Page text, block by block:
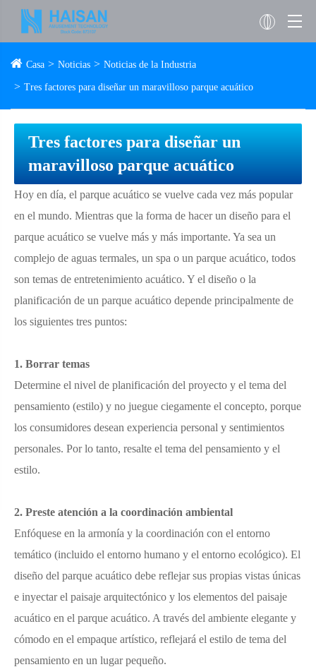
Casa Noticias Noticias de la Industria
Tres factores para diseñar un maravilloso parque acuático
Tres factores para diseñar un
maravilloso parque acuático
Hoy en día, el parque acuático se vuelve cada vez más popular
en el mundo. Mientras que la forma de hacer un diseño para el
parque acuático se vuelve más y más importante. Ya sea un
complejo de aguas termales, un spa o un parque acuático, todos
son temas de entretenimiento acuático. Y el diseño o la
planificación de un parque acuático depende principalmente de
los siguientes tres puntos:
1. Borrar temas
Determine el nivel de planificación del proyecto y el tema del
pensamiento (estilo) y no juegue ciegamente el concepto, porque
los consumidores desean experiencia personal y sentimientos
personales. Por lo tanto, resalte el tema del pensamiento y el
estilo.
2. Preste atención a la coordinación ambiental
Enfóquese en la armonía y la coordinación con el entorno
temático (incluido el entorno humano y el entorno ecológico). El
diseño del parque acuático debe reflejar sus propias vistas únicas
e inyectar el paisaje arquitectónico y los elementos del paisaje
acuático en el parque acuático. A través del ambiente elegante y
cómodo en el empaque artístico, reflejará el estilo de tema del
pensamiento en un lugar pequeño.